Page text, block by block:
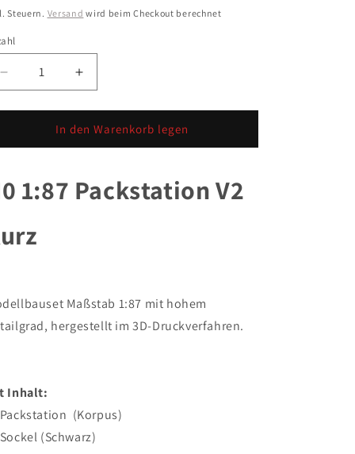
Steuern. Versand wird beim Checkout berechnet
Verringere
die
Menge
H0
Packstation
V2
Erhöhe
die
Menge
für
H0
Packstation
V2
In den Warenkorb legen
1:87 Packstation V2
Maßstab 1:87 mit hohem
hergestellt im 3D-Druckverfahren.
Inhalt:
(Korpus)
(Schwarz)